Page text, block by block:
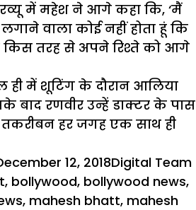
में महेश ने आगे कहा कि, ‘मैं
वाला कोई नहीं होता हूं कि
किस तरह से अपने रिश्ते को आगे
ही में शूटिंग के दौरान आलिया
बाद रणवीर उन्हें डाक्टर के पास
हर जगह एक साथ ही
12, 2018Author
Digital Team
, bollywood, bollywood news,
, mahesh bhatt, mahesh